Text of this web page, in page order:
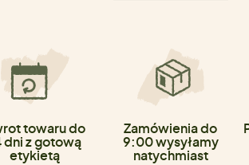
towaru do
dni z gotową
etykietą
Zamówienia do
9:00 wysyłamy
natychmiast